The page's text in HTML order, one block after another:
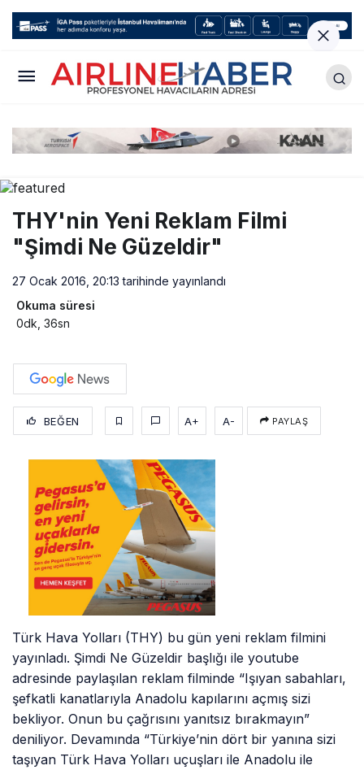
THY'nin Yeni Reklam Filmi
"Şimdi Ne Güzeldir"
27 Ocak 2016, 20:13 tarihinde yayınlandı
Okuma süresi
0dk, 36sn
BEĞEN A+ A- PAYLAŞ
Türk Hava Yolları (THY) bu gün yeni reklam filmini
yayınladı. Şimdi Ne Güzeldir başlığı ile youtube
adresinde paylaşılan reklam filminde “Işıyan sabahları,
şefkatli kanatlarıyla Anadolu kapılarını açmış sizi
bekliyor. Onun bu çağrısını yanıtsız bırakmayın”
deniliyor. Devamında “Türkiye’nin dört bir yanına sizi
taşıyan Türk Hava Yolları uçuşları ile Anadolu ile